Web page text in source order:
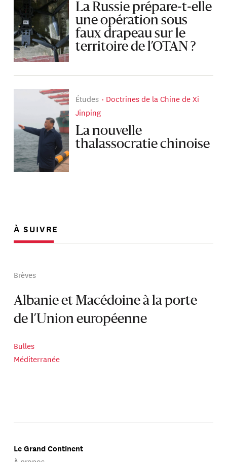
La Russie prépare-t-elle
une opération sous
faux drapeau sur le
territoire de l’OTAN ?
Études
Doctrines de la Chine de Xi
Jinping
La nouvelle
thalassocratie chinoise
À SUIVRE
Brèves
Albanie et Macédoine à la porte
de l’Union européenne
Bulles
Méditerranée
Le Grand Continent